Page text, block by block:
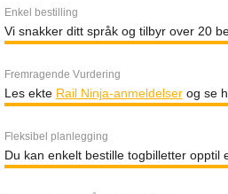
Enkel bestilling
Vi snakker ditt språk og tilbyr over 20
Fremragende Vurdering
Les ekte Rail Ninja-anmeldelserog se
Fleksibel planlegging
Du kan enkelt bestille togbilletter opptil